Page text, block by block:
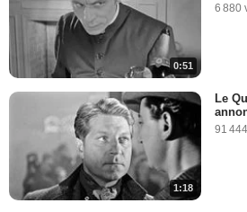
0:51
6 880
1:18
Le
91